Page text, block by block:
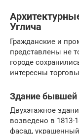
Углича
Гражданские и
представлены не
городе
интересны
Здание бывшей
Двухэтажное
возведено в 1813-
фасад,